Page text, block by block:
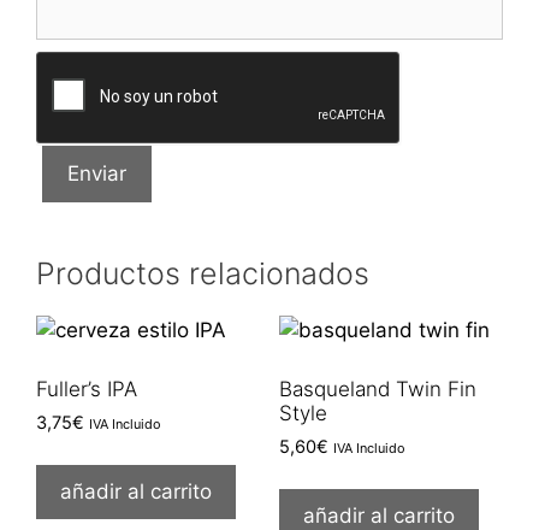
Productos relacionados
Fuller’s IPA
3,75€ IVA Incluido
añadir al carrito
Basqueland Twin Fin
Style
5,60€ IVA Incluido
añadir al carrito